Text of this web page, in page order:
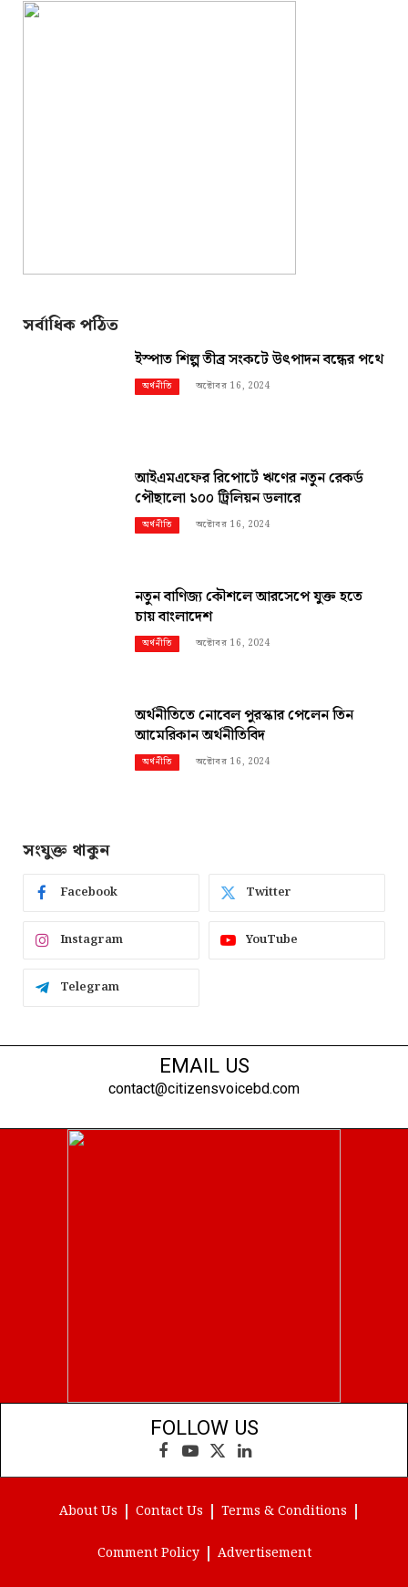
সর্বাধিক পঠিত
ইস্পাত শিল্প তীব্র সংকটে উৎপাদন বন্ধের পথে
অর্থনীতি অক্টোবর 16, 2024
আইএমএফের রিপোর্টে ঋণের নতুন রেকর্ড
পৌছালো ১০০ ট্রিলিয়ন ডলারে
অর্থনীতি অক্টোবর 16, 2024
নতুন বাণিজ্য কৌশলে আরসেপে যুক্ত হতে
চায় বাংলাদেশ
অর্থনীতি অক্টোবর 16, 2024
অর্থনীতিতে নোবেল পুরস্কার পেলেন তিন
আমেরিকান অর্থনীতিবিদ
অর্থনীতি অক্টোবর 16, 2024
সংযুক্ত থাকুন
Facebook Twitter
Instagram YouTube
Telegram
EMAIL US
contact@citizensvoicebd.com
FOLLOW US
Facebook
YouTube
X
(Twitter)
LinkedIn
About Us Contact Us Terms & Conditions
Comment Policy Advertisement